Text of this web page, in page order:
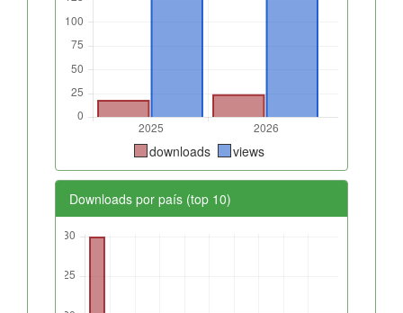
downloads views
Downloads por país (top 10)